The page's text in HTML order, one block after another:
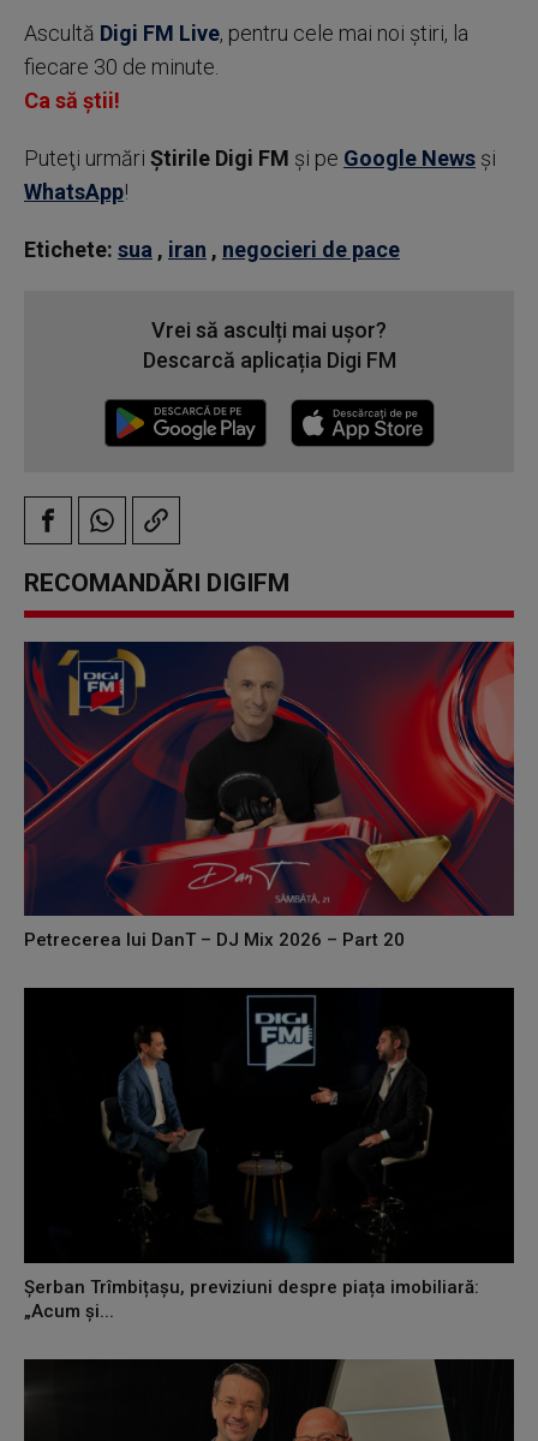
Ascultă Digi FM Live, pentru cele mai noi știri, la
fiecare 30 de minute.
Ca să știi!
Puteţi urmări Știrile Digi FM şi pe Google News şi
WhatsApp!
Etichete: sua , iran , negocieri de pace
Vrei să asculți mai ușor?
Descarcă aplicația Digi FM
RECOMANDĂRI DIGIFM
Petrecerea lui DanT – DJ Mix 2026 – Part 20
Șerban Trîmbițașu, previziuni despre piața imobiliară:
„Acum și...